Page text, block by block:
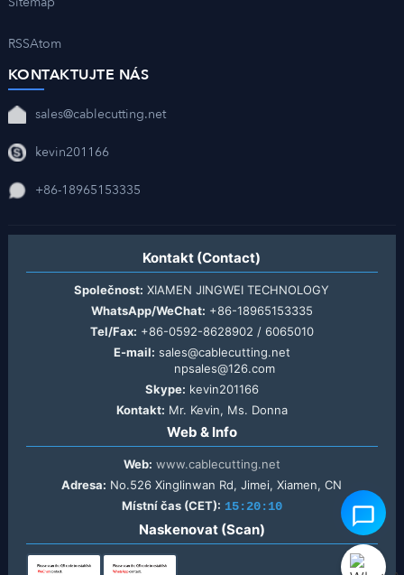
RSSAtom
KONTAKTUJTE NÁS
sales@cablecutting.net
kevin201166
+86-18965153335
Kontakt (Contact)
Společnost: XIAMEN JINGWEI TECHNOLOGY
WhatsApp/WeChat: +86-18965153335
Tel/Fax: +86-0592-8628902 / 6065010
E-mail: sales@cablecutting.net
npsales@126.com
Skype: kevin201166
Kontakt: Mr. Kevin, Ms. Donna
Web & Info
Web: www.cablecutting.net
Adresa: No.526 Xinglinwan Rd, Jimei, Xiamen, CN
Místní čas (CET): 15:20:10
Naskenovat (Scan)